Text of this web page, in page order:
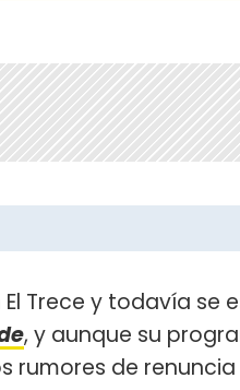
El Trece y todavía
, y aunque su
rumores de